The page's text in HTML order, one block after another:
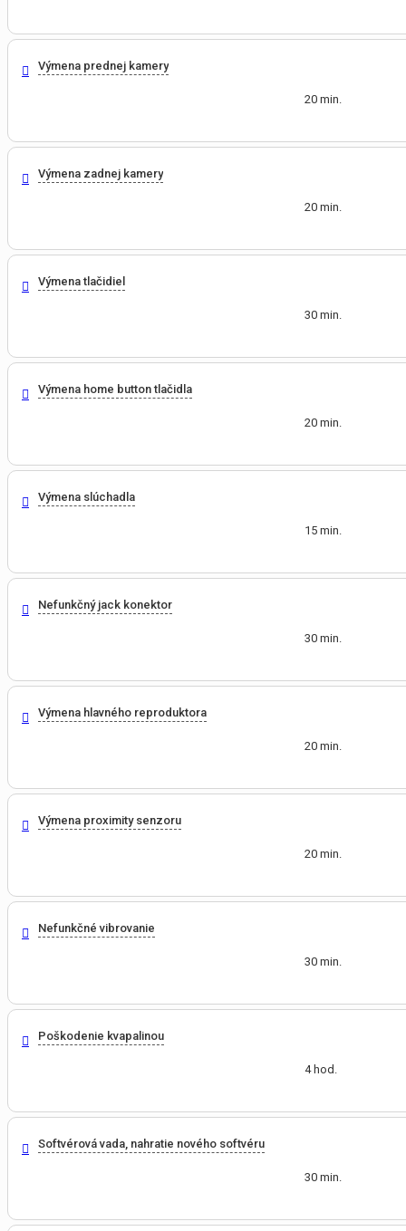
Výmena prednej kamery
20 min.
Výmena zadnej kamery
20 min.
Výmena tlačidiel
30 min.
Výmena home button tlačidla
20 min.
Výmena slúchadla
15 min.
Nefunkčný jack konektor
30 min.
Výmena hlavného reproduktora
20 min.
Výmena proximity senzoru
20 min.
Nefunkčné vibrovanie
30 min.
Poškodenie kvapalinou
4 hod.
Softvérová vada, nahratie nového softvéru
30 min.